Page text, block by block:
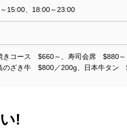
15:00、18:00～23:00
きコース $660～、寿司会席 $880
のざき牛 $800／200g、日本牛タン
!